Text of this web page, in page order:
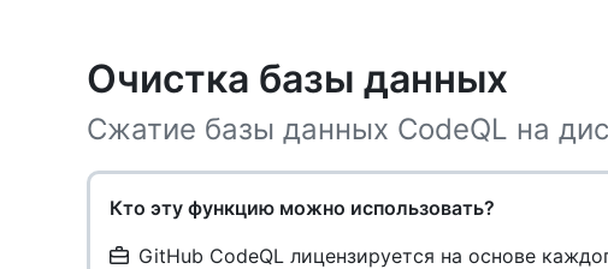
Очистка базы данных
Сжатие базы данных CodeQL на
Кто эту функцию можно использовать?
GitHub CodeQL лицензируется на основе